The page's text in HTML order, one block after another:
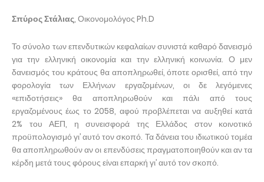
Σπύρος Στάλιας, Οικονομολόγος Ph.D
Το σύνολο των επενδυτικών κεφαλαίων συνιστά καθαρό δανεισμό
για την ελληνική οικονομία και την ελληνική κοινωνία. Ο μεν
δανεισμός του κράτους θα αποπληρωθεί, όποτε ορισθεί, από την
φορολογία των Ελλήνων εργαζομένων, οι δε λεγόμενες
«επιδοτήσεις» θα αποπληρωθούν και πάλι από τους
εργαζομένους έως το 2058, αφού προβλέπεται να αυξηθεί κατά
2% του ΑΕΠ, η συνεισφορά της Ελλάδος στον κοινοτικό
προϋπολογισμό γι’ αυτό τον σκοπό. Τα δάνεια του ιδιωτικού τομέα
θα αποπληρωθούν αν οι επενδύσεις πραγματοποιηθούν και αν τα
κέρδη μετά τους φόρους είναι επαρκή γι’ αυτό τον σκοπό.